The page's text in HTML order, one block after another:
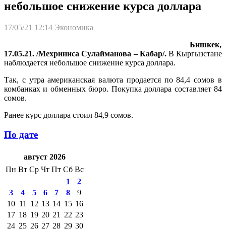
небольшое снижение курса доллара
17/05/21 12:14 Экономика
Бишкек,
17.05.21. /Мехриниса Сулайманова – Кабар/.В Кыргызстане
наблюдается небольшое снижение курса доллара.
Так, с утра американская валюта продается по 84,4 сомов в
комбанках и обменных бюро. Покупка доллара составляет 84
сомов.
Ранее курс доллара стоил 84,9 сомов.
По дате
август 2026
Пн Вт Ср Чт Пт Сб Вс
1
2
3
4 5 6 7 8
9
10 11 12 13 14 15 16
17 18 19 20 21 22 23
24 25 26 27 28 29 30